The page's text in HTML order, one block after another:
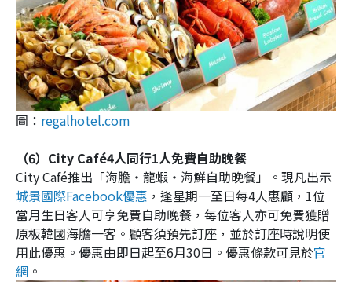
圖： regalhotel.com
（6）City Café4人同行1人免費自助晚餐
City Café推出「海膽‧龍蝦‧海鮮自助晚餐」。現凡出示
城景國際Facebook優惠 ，逢星期一至日每4人惠顧，1位
當月生日客人可享免費自助晚餐，每位客人亦可免費獲贈
原板韓國海膽一客。顧客須預先訂座，並於訂座時說明使
用此優惠。優惠由即日起至6月30日。優惠條款可見於官
網 。